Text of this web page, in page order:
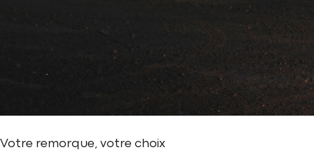
Votre remorque, votre choix